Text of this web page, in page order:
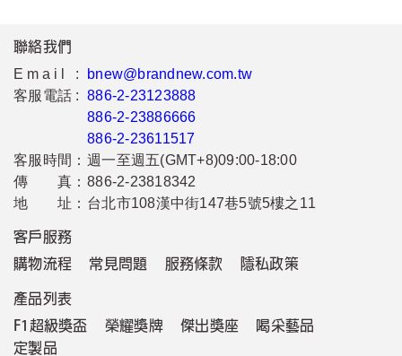
聯絡我們
Email :
bnew@brandnew.com.tw
客服電話 : 886-2-23123888
886-2-23886666
886-2-23611517
客服時間： 週一至週五(GMT+8)09:00-18:00
傳 真： 886-2-23818342
地 址： 台北市108漢中街147巷5號5樓之11
客戶服務
購物流程
常見問題 服務條款 隱私政策
產品列表
F1超級獎盃
榮耀獎牌 傑出獎座
喝采藝品
定製品